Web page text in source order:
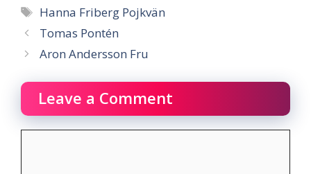
Tags
Hanna Friberg Pojkvän
Tomas Pontén
Aron Andersson Fru
Leave a Comment